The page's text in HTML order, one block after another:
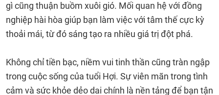
gì cũng thuận buồm xuôi gió. Mối quan hệ với đồng
nghiệp hài hòa giúp bạn làm việc với tâm thế cực kỳ
thoải mái, từ đó sáng tạo ra nhiều giá trị đột phá.
Không chỉ tiền bạc, niềm vui tinh thần cũng tràn ngập
trong cuộc sống của tuổi Hợi. Sự viên mãn trong tình
cảm và sức khỏe dẻo dai chính là nền tảng để bạn tận